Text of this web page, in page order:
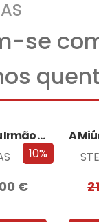
se
10%
A Miúda do Meu Irmão – Edição…
€